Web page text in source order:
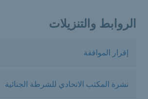
الروابط والتنزيلات
إقرار الموافقة
نشرة المكتب الاتحادي للشرطة الجنائية